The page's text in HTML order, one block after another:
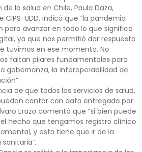
la salud en Chile, Paula Daza,
UDD, indicó que “la pandemia
para avanzar en todo lo que significa
ya que nos permitió dar respuesta
tuvimos en ese momento. No
faltan pilares fundamentales para
gobernanza, la interoperabilidad de
de que todos los servicios de salud,
contar con data entregada por
Erazo comentó que “si bien puede
hecho que tengamos registro clínico
y esto tiene que ir de la